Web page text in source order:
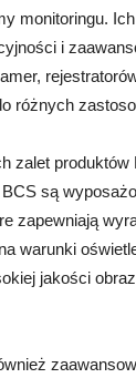
monitoringu.
i
różnych
zalet
są
zapewniają
warunki
jakości